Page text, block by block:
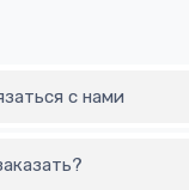
с нами